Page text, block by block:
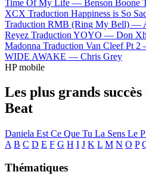
Time Of My Life — Benson Boone
XCX Traduction Happiness is So
Traduction RMB (Ring My Bell) —
Reyez Traduction YOYO — Don
Madonna Traduction Van Cleef Pt
WIDE AWAKE — Chris Grey
HP mobile
Les plus grands
Beat
Daniela Est Ce Que Tu La Sens Le
A B C D E F G H I J K L M N O P
Thématiques